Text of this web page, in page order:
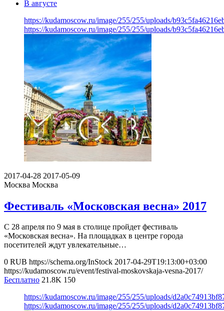
В августе
https://kudamoscow.ru/image/255/255/uploads/
https://kudamoscow.ru/image/255/255/uploads/
2017-04-28 2017-05-09
Москва Москва
Фестиваль «Московская весна» 2017
С 28 апреля по 9 мая в столице пройдет фестиваль
«Московская весна». На площадках в центре города
посетителей ждут увлекательные…
0 RUB https://schema.org/InStock 2017-04-29T19:13:00+03:00
https://kudamoscow.ru/event/festival-moskovskaja-vesna-2017/
Бесплатно 21.8K 150
https://kudamoscow.ru/image/255/255/uploads/
https://kudamoscow.ru/image/255/255/uploads/